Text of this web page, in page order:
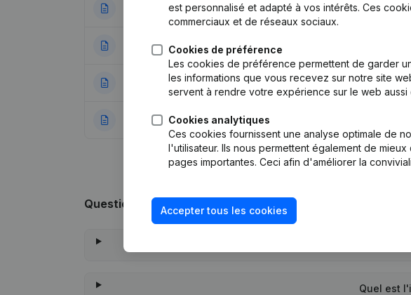
21-11-2023 Statuts (Traduction, Coordination,
12-05-2023 Siège Social
16-03-2020 Siège Social(NL)
04-09-2019 Demissions - Nominations
Questions fréquemment posées
Quel est
est personnalisé et adapté à vos intérêts. Ces
commerciaux et de réseaux sociaux.
Cookies de préférence
Les cookies de préférence permettent de garder
les informations que vous recevez sur notre site
servent à rendre votre expérience sur le web
Cookies analytiques
Ces cookies fournissent une analyse optimale de
l'utilisateur. Ils nous permettent également de
pages importantes. Ceci afin d'améliorer la
Accepter tous les cookies